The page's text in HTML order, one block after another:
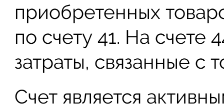
приобретенных
по счету 41. На счете
затраты, связанные с
Счет является